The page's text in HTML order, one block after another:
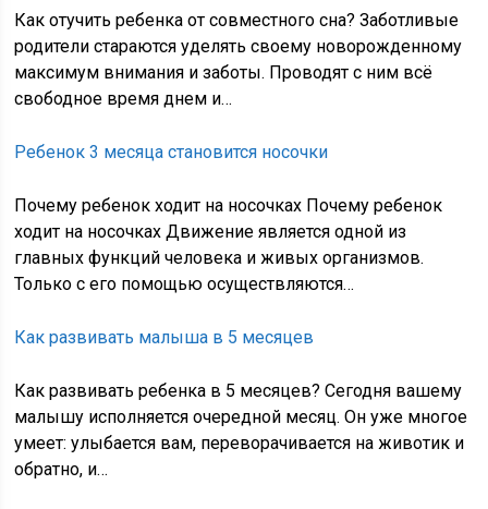
Как отучить ребенка от совместного сна? Заботливые
родители стараются уделять своему новорожденному
максимум внимания и заботы. Проводят с ним всё
свободное время днем и…
Ребенок 3 месяца становится носочки
Почему ребенок ходит на носочках Почему ребенок
ходит на носочках Движение является одной из
главных функций человека и живых организмов.
Только с его помощью осуществляются…
Как развивать малыша в 5 месяцев
Как развивать ребенка в 5 месяцев? Сегодня вашему
малышу исполняется очередной месяц. Он уже многое
умеет: улыбается вам, переворачивается на животик и
обратно, и…